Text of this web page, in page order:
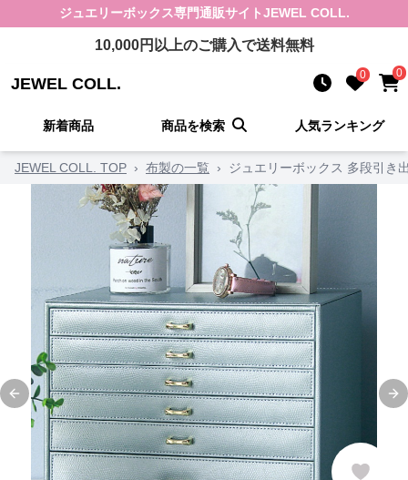
ジュエリーボックス専門通販サイトJEWEL COLL.
10,000円以上のご購入で送料無料
JEWEL COLL. 0 0
新着商品 商品を検索 人気ランキング
JEWEL COLL. TOP › 布製の一覧 › ジュエリーボックス 多段引き
Previous slide